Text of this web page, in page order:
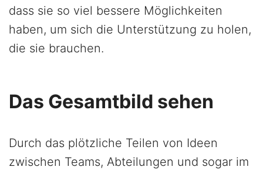
dass sie so viel bessere Möglichkeiten
haben, um sich die Unterstützung zu holen,
die sie brauchen.
Das Gesamtbild sehen
Durch das plötzliche Teilen von Ideen
zwischen Teams, Abteilungen und sogar im